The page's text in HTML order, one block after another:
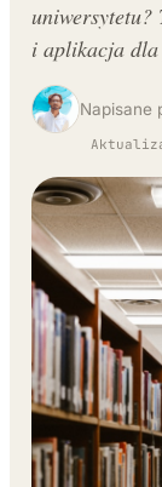
uniwersytetu?
i aplikacja dla
Napisane